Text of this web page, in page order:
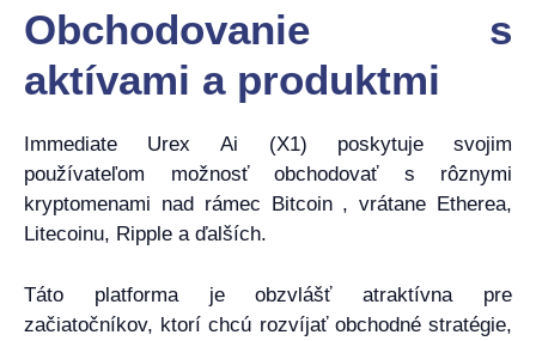
Obchodovanie s
aktívami a produktmi
Immediate Urex Ai (X1) poskytuje svojim
používateľom možnosť obchodovať s rôznymi
kryptomenami nad rámec Bitcoin , vrátane Etherea,
Litecoinu, Ripple a ďalších.
Táto platforma je obzvlášť atraktívna pre
začiatočníkov, ktorí chcú rozvíjať obchodné stratégie,